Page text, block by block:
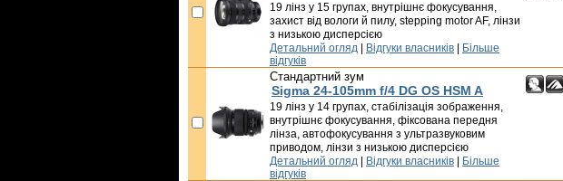
19 лінз у 15 групах, внутрішнє фокусування,
захист від вологи й пилу, stepping motor AF, лінзи
з низькою дисперсією
Детальний огляд Відгуки власників
Більше
відгуків
Стандартний зум
Sigma 24-105mm f/4 DG OS HSM A
19 лінз у 14 групах, стабілізація зображення,
внутрішнє фокусування, фіксована передня
лінза, автофокусування з ультразвуковим
приводом, лінзи з низькою дисперсією
Детальний огляд Відгуки власників
Більше
відгуків